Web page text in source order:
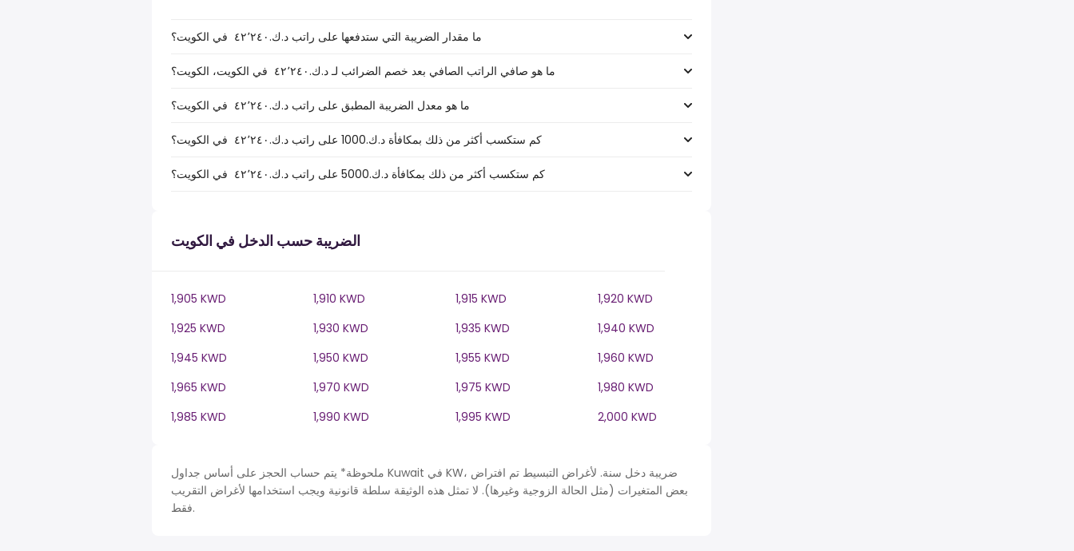
ما مقدار الضريبة التي ستدفعها على راتب د.ك.‏٤٢٬٢٤٠ ‏ في الكويت؟
ما هو صافي الراتب الصافي بعد خصم الضرائب لـ د.ك.‏٤٢٬٢٤٠ ‏ في الكويت، الكويت؟
ما هو معدل الضريبة المطبق على راتب د.ك.‏٤٢٬٢٤٠ ‏ في الكويت؟
كم ستكسب أكثر من ذلك بمكافأة د.ك.1000 على راتب د.ك.‏٤٢٬٢٤٠ ‏ في الكويت؟
كم ستكسب أكثر من ذلك بمكافأة د.ك.5000 على راتب د.ك.‏٤٢٬٢٤٠ ‏ في الكويت؟
الضريبة حسب الدخل في الكويت
1,905 KWD 1,910 KWD 1,915 KWD
1,920 KWD
1,925 KWD
1,930 KWD 1,935 KWD
1,940 KWD
1,945 KWD
1,950 KWD 1,955 KWD
1,960 KWD
1,965 KWD
1,970 KWD 1,975 KWD
1,980 KWD
1,985 KWD
1,990 KWD 1,995 KWD 2,000 KWD
ملحوظة* يتم حساب الحجز على أساس جداول Kuwait في KW، ضريبة دخل سنة. لأغراض التبسيط تم افتراض
بعض المتغيرات (مثل الحالة الزوجية وغيرها). لا تمثل هذه الوثيقة سلطة قانونية ويجب استخدامها لأغراض التقريب
فقط.